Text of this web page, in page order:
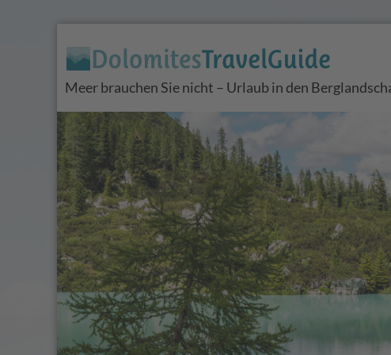
Meer brauchen Sie nicht – Urlaub in den